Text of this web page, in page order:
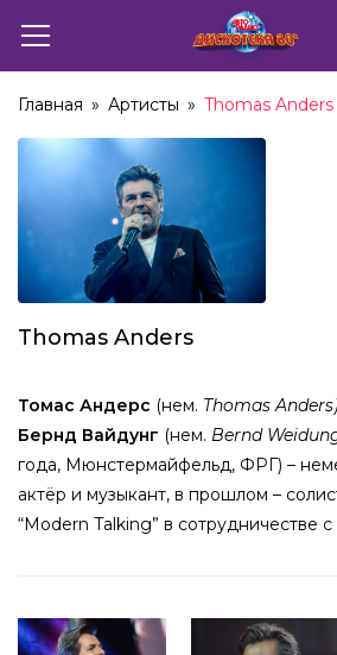
Главная » Артисты » Thomas Anders
Thomas Anders
Томас Андерс (нем. Thomas
Бернд Вайдунг (нем. Bernd
года, Мюнстермайфельд, ФРГ) –
актёр и музыкант, в прошлом –
“Modern Talking” в сотрудничестве с